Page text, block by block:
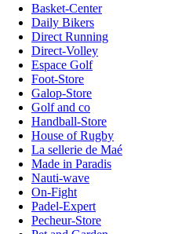
Basket-Center
Daily Bikers
Direct Running
Direct-Volley
Espace Golf
Foot-Store
Galop-Store
Golf and co
Handball-Store
House of Rugby
La sellerie de Maé
Made in Paradis
Nauti-wave
On-Fight
Padel-Expert
Pecheur-Store